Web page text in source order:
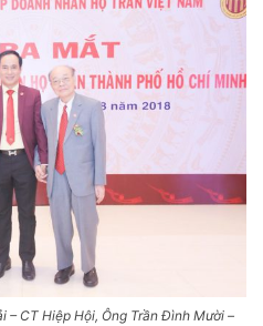
– CT Hiệp Hội, Ông Trần Đình Mười –